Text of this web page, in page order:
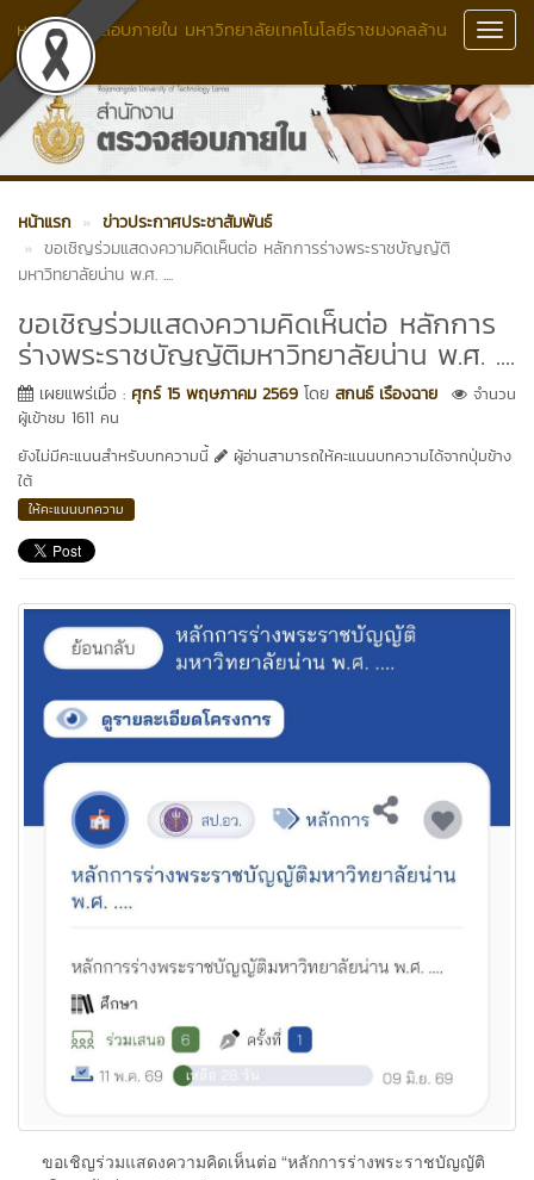
หน่วยตรวจสอบภายใน มหาวิทยาลัยเทคโนโลยีราชมงคลล้าน
นา
หน้าแรก
ข่าวประกาศประชาสัมพันธ์
ขอเชิญร่วมแสดงความคิดเห็นต่อ หลักการร่างพระราชบัญญัติ
มหาวิทยาลัยน่าน พ.ศ. ....
ขอเชิญร่วมแสดงความคิดเห็นต่อ หลักการ
ร่างพระราชบัญญัติมหาวิทยาลัยน่าน พ.ศ. ....
เผยแพร่เมื่อ : ศุกร์ 15 พฤษภาคม 2569 โดย สกนธ์ เรืองฉาย
จำนวน
ผู้เข้าชม 1611 คน
ยังไม่มีคะแนนสำหรับบทความนี้
ผู้อ่านสามารถให้คะแนนบทความได้จากปุ่มข้าง
ใต้
ให้คะแนนบทความ
ขอเชิญร่วมแสดงความคิดเห็นต่อ “หลักการร่างพระราชบัญญัติ